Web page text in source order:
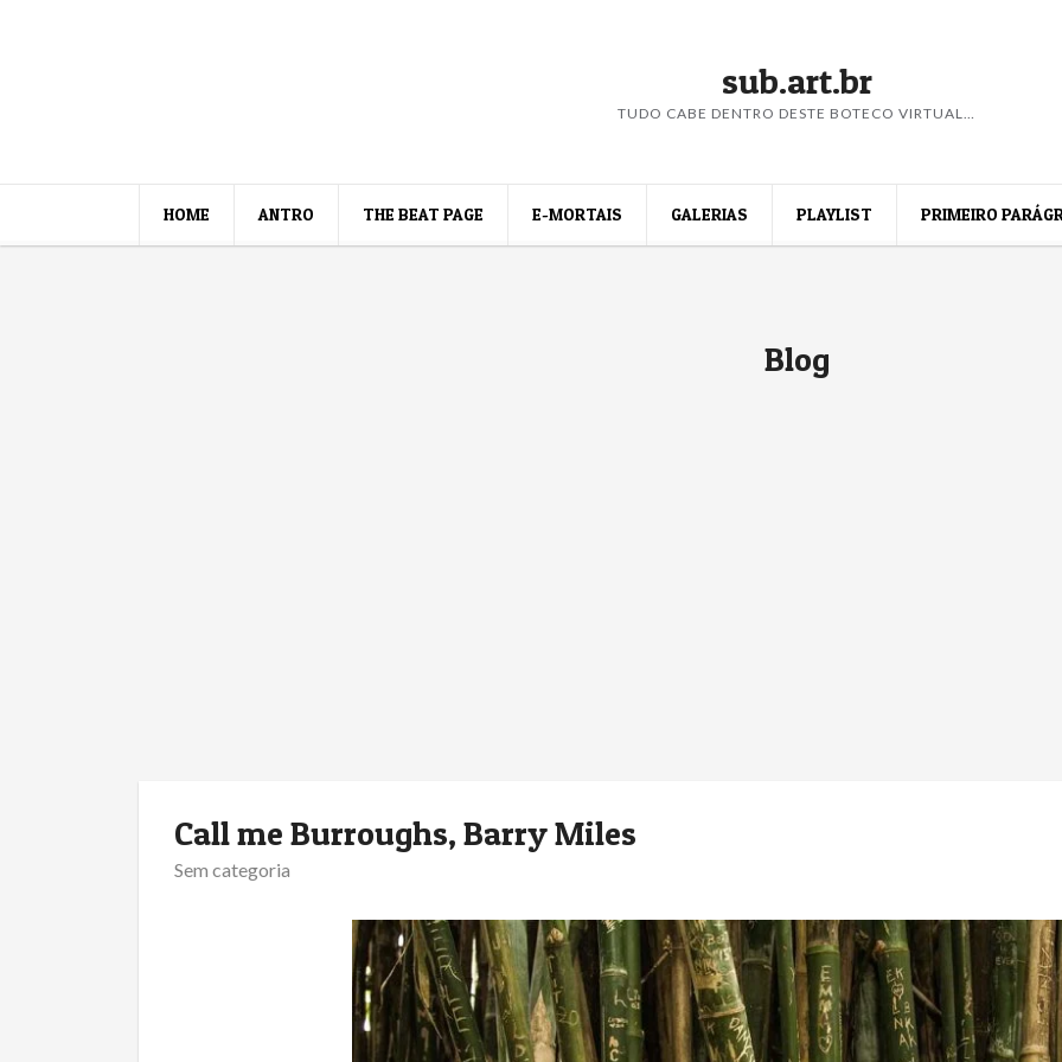
sub.art.br
TUDO CABE DENTRO DESTE BOTECO VIRTUAL…
HOME ANTRO THE BEAT PAGE E-MORTAIS GALERIAS PLAYLIST PRIMEIRO
Blog
Call me Burroughs, Barry Miles
Sem categoria